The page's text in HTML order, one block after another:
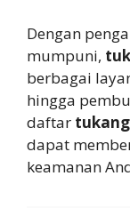
Dengan
mumpuni,
berbagai
hingga
daftar
dapat
keamanan